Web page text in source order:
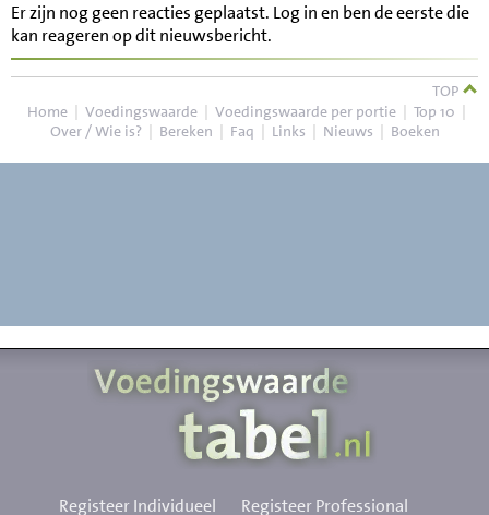
Er zijn nog geen reacties geplaatst. Log in en ben de eerste die
kan reageren op dit nieuwsbericht.
TOP
Home | Voedingswaarde | Voedingswaarde per portie | Top 10 |
Over / Wie is? | Bereken | Faq | Links | Nieuws | Boeken
Registeer Individueel Registeer Professional